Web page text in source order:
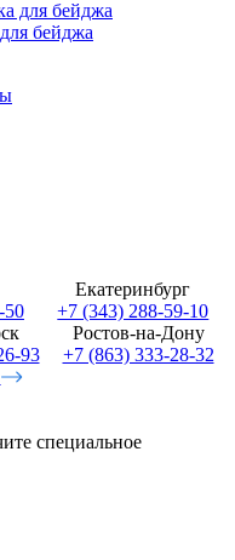
бейджа
50
Екатеринбург
+7 (343) 288-59-10
93
Ростов-на-Дону
+7 (863) 333-28-32
специальное